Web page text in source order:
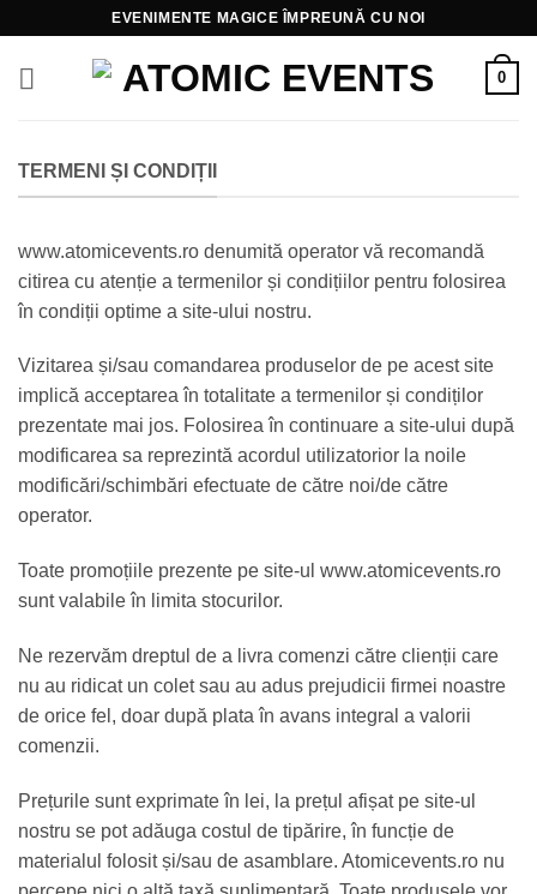
content
EVENIMENTE MAGICE ÎMPREUNĂ CU NOI
0
TERMENI ȘI CONDIȚII
www.atomicevents.ro denumită operator vă recomandă
citirea cu atenție a termenilor și condițiilor pentru folosirea
în condiții optime a site-ului nostru.
Vizitarea și/sau comandarea produselor de pe acest site
implică acceptarea în totalitate a termenilor și condiților
prezentate mai jos. Folosirea în continuare a site-ului după
modificarea sa reprezintă acordul utilizatorior la noile
modificări/schimbări efectuate de către noi/de către
operator.
Toate promoțiile prezente pe site-ul www.atomicevents.ro
sunt valabile în limita stocurilor.
Ne rezervăm dreptul de a livra comenzi către clienții care
nu au ridicat un colet sau au adus prejudicii firmei noastre
de orice fel, doar după plata în avans integral a valorii
comenzii.
Prețurile sunt exprimate în lei, la prețul afișat pe site-ul
nostru se pot adăuga costul de tipărire, în funcție de
materialul folosit și/sau de asamblare. Atomicevents.ro nu